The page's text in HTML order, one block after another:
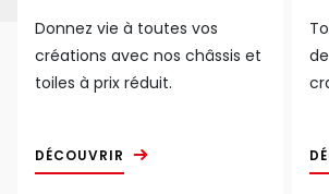
Donnez vie à toutes vos
créations avec nos châssis et
toiles à prix réduit.
DÉCOUVRIR